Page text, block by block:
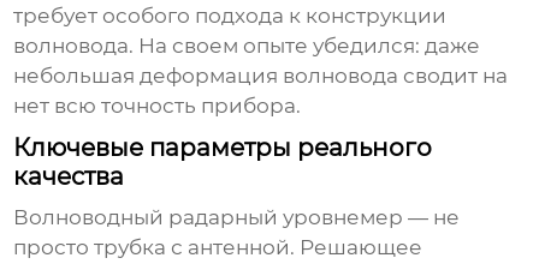
требует особого подхода к конструкции
волновода. На своем опыте убедился: даже
небольшая деформация волновода сводит на
нет всю точность прибора.
Ключевые параметры реального
качества
Волноводный радарный уровнемер — не
просто трубка с антенной. Решающее